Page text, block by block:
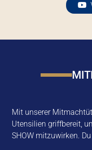
Mit unserer
Utensilien griffbereit,
SHOW mitzuwirken.